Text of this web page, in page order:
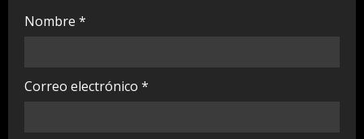
Nombre *
Correo electrónico *